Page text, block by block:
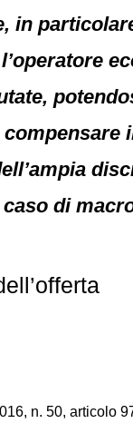
in
di
n. 50, articolo